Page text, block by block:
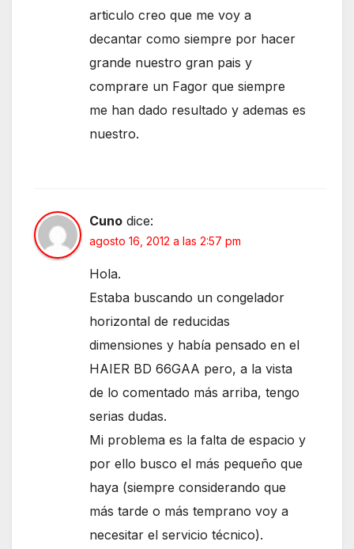
articulo creo que me voy a
decantar como siempre por hacer
grande nuestro gran pais y
comprare un Fagor que siempre
me han dado resultado y ademas es
nuestro.
Cuno dice:
agosto 16, 2012 a las 2:57 pm
Hola.
Estaba buscando un congelador
horizontal de reducidas
dimensiones y había pensado en el
HAIER BD 66GAA pero, a la vista
de lo comentado más arriba, tengo
serias dudas.
Mi problema es la falta de espacio y
por ello busco el más pequeño que
haya (siempre considerando que
más tarde o más temprano voy a
necesitar el servicio técnico).